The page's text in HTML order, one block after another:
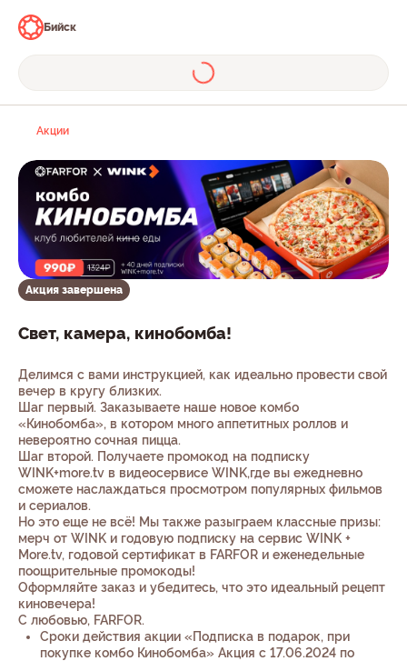
Бийск
Акции
Акция завершена
Свет, камера, кинобомба!
Делимся с вами инструкцией, как идеально провести свой
вечер в кругу близких.
Шаг первый. Заказываете наше новое комбо
«Кинобомба», в котором много аппетитных роллов и
невероятно сочная пицца.
Шаг второй. Получаете промокод на подписку
WINK+more.tv в видеосервисе WINK,где вы ежедневно
сможете наслаждаться просмотром популярных фильмов
и сериалов.
Но это еще не всё! Мы также разыграем классные призы:
мерч от WINK и годовую подписку на сервис WINK +
More.tv, годовой сертификат в FARFOR и еженедельные
поощрительные промокоды!
Оформляйте заказ и убедитесь, что это идеальный рецепт
киновечера!
С любовью, FARFOR.
Сроки действия акции «Подписка в подарок, при
покупке комбо Кинобомба» Акция с 17.06.2024 по